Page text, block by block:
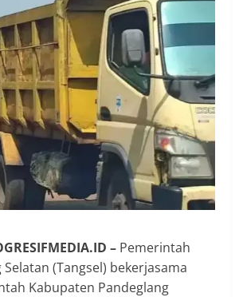
– Pemerintah
(Tangsel) bekerjasama
Kabupaten Pandeglang